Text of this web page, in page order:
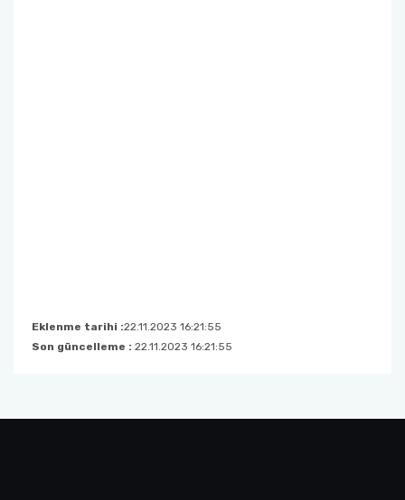
Eklenme tarihi :22.11.2023 16:21:55
Son güncelleme : 22.11.2023 16:21:55